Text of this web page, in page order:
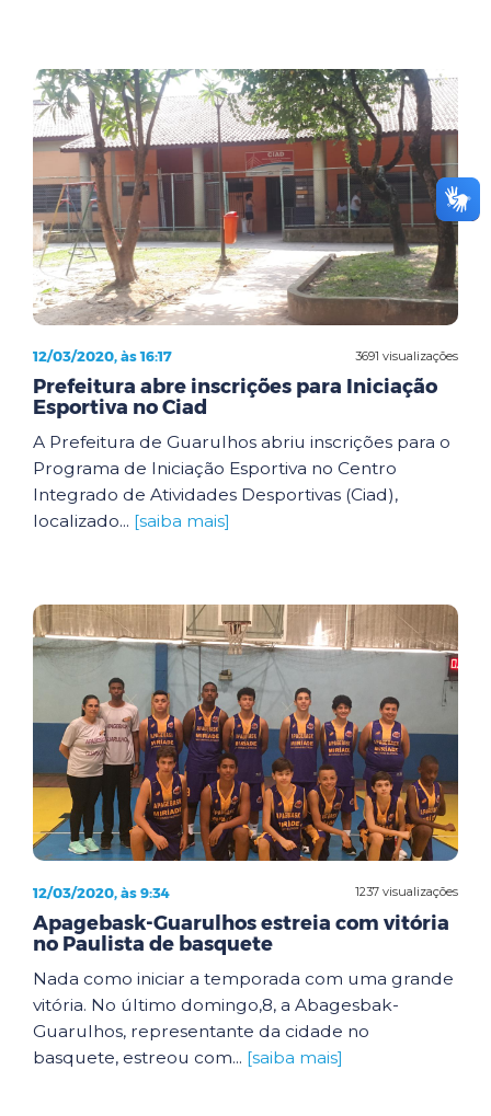
3691 visualizações
12/03/2020, às 16:17
Prefeitura abre inscrições para Iniciação
Esportiva no Ciad
A Prefeitura de Guarulhos abriu inscrições para o
Programa de Iniciação Esportiva no Centro
Integrado de Atividades Desportivas (Ciad),
localizado... [saiba mais]
1237 visualizações
12/03/2020, às 9:34
Apagebask-Guarulhos estreia com vitória
no Paulista de basquete
Nada como iniciar a temporada com uma grande
vitória. No último domingo,8, a Abagesbak-
Guarulhos, representante da cidade no
basquete, estreou com... [saiba mais]